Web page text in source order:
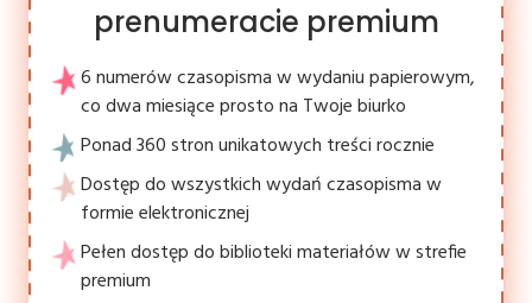
prenumeracie premium
6 numerów czasopisma w wydaniu papierowym,
co dwa miesiące prosto na Twoje biurko
Ponad 360 stron unikatowych treści rocznie
Dostęp do wszystkich wydań czasopisma w
formie elektronicznej
Pełen dostęp do biblioteki materiałów w strefie
premium